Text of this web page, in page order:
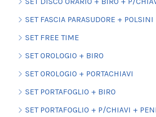
SET FASCIA PARASUDORE + POLSINI
SET FREE TIME
SET OROLOGIO + BIRO
SET OROLOGIO + PORTACHIAVI
SET PORTAFOGLIO + BIRO
SET PORTAFOGLIO + P/CHIAVI +